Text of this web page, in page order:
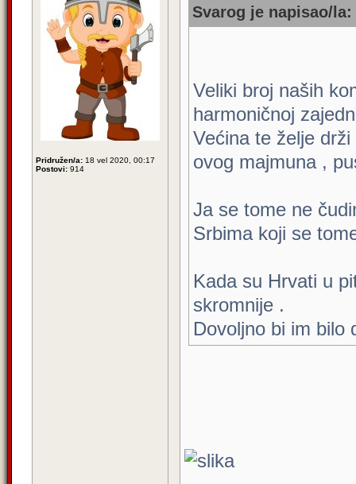
Pridružen/a: 18 vel 2020, 00:17
Postovi: 914
Svarog je napisao/la:
Veliki broj naših
harmoničnoj
Većina te želje
ovog majmuna ,
Ja se tome ne
Srbima koji se
Kada su Hrvati u
skromnije .
Dovoljno bi im bilo